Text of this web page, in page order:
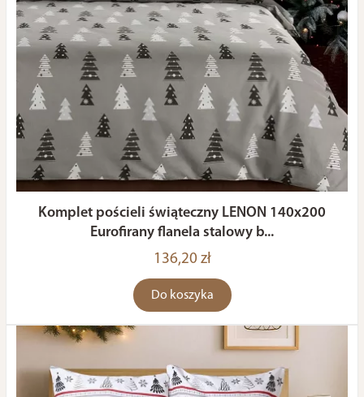
Komplet pościeli świąteczny LENON 140x200
Eurofirany flanela stalowy b...
136,20 zł
Do koszyka